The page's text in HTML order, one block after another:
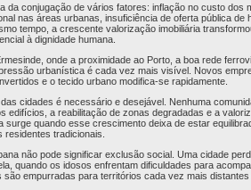
da conjugação de vários fatores: inflação no custo
nas áreas urbanas, insuficiência de oferta pública
tempo, a crescente valorização imobiliária
à dignidade humana.
onde a proximidade ao Porto, a boa rede
urbanística é cada vez mais visível. Novos
e o tecido urbano modifica-se rapidamente.
cidades é necessário e desejável. Nenhuma
edifícios, a reabilitação de zonas degradadas e a
surge quando esse crescimento deixa de estar
residentes tradicionais.
não pode significar exclusão social. Uma cidade
quando os idosos enfrentam dificuldades para
são empurradas para territórios cada vez mais